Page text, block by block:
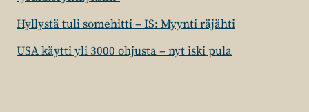
Hyllystä tuli somehitti – IS: Myynti räjähti
USA käytti yli 3000 ohjusta – nyt iski pula